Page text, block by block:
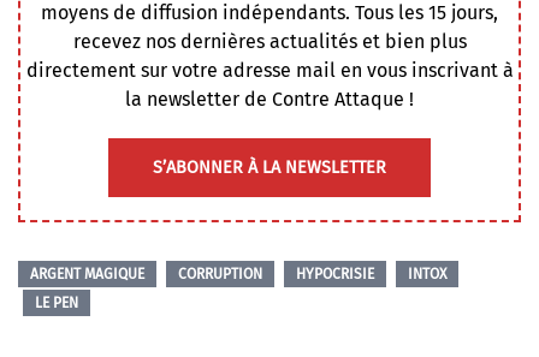
moyens de diffusion indépendants. Tous les 15 jours,
recevez nos dernières actualités et bien plus
directement sur votre adresse mail en vous inscrivant à
la newsletter de Contre Attaque !
S’ABONNER À LA NEWSLETTER
ARGENT MAGIQUE CORRUPTION HYPOCRISIE
INTOX
LE PEN